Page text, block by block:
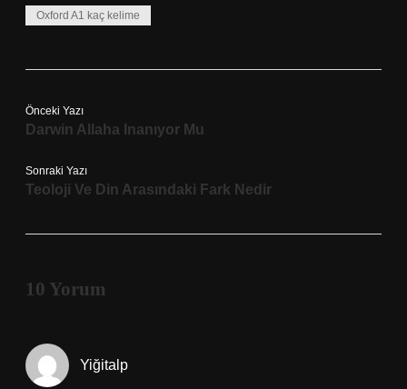
Oxford A1 kaç kelime
Önceki Yazı
Darwin Allaha Inanıyor Mu
Sonraki Yazı
Teoloji Ve Din Arasındaki Fark Nedir
10 Yorum
Yiğitalp